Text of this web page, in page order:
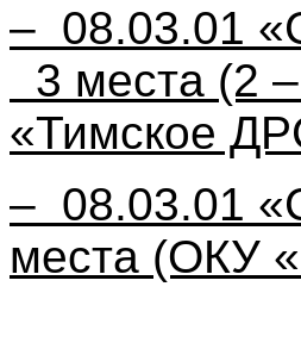
– 08.03.01
3 места (2
«Тимское
– 08.03.01
места (ОКУ